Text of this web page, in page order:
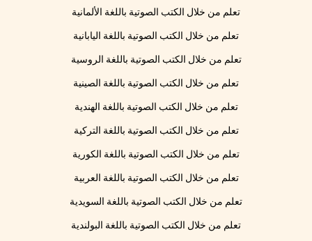
تعلم من خلال الكتب الصوتية باللغة الألمانية
تعلم من خلال الكتب الصوتية باللغة اليابانية
تعلم من خلال الكتب الصوتية باللغة الروسية
تعلم من خلال الكتب الصوتية باللغة الصينية
تعلم من خلال الكتب الصوتية باللغة الهندية
تعلم من خلال الكتب الصوتية باللغة التركية
تعلم من خلال الكتب الصوتية باللغة الكورية
تعلم من خلال الكتب الصوتية باللغة العربية
تعلم من خلال الكتب الصوتية باللغة السويدية
تعلم من خلال الكتب الصوتية باللغة البولندية